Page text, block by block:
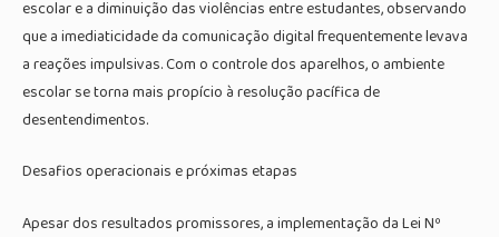
escolar e a diminuição das violências entre estudantes, observando
que a imediaticidade da comunicação digital frequentemente levava
a reações impulsivas. Com o controle dos aparelhos, o ambiente
escolar se torna mais propício à resolução pacífica de
desentendimentos.
Desafios operacionais e próximas etapas
Apesar dos resultados promissores, a implementação da Lei Nº